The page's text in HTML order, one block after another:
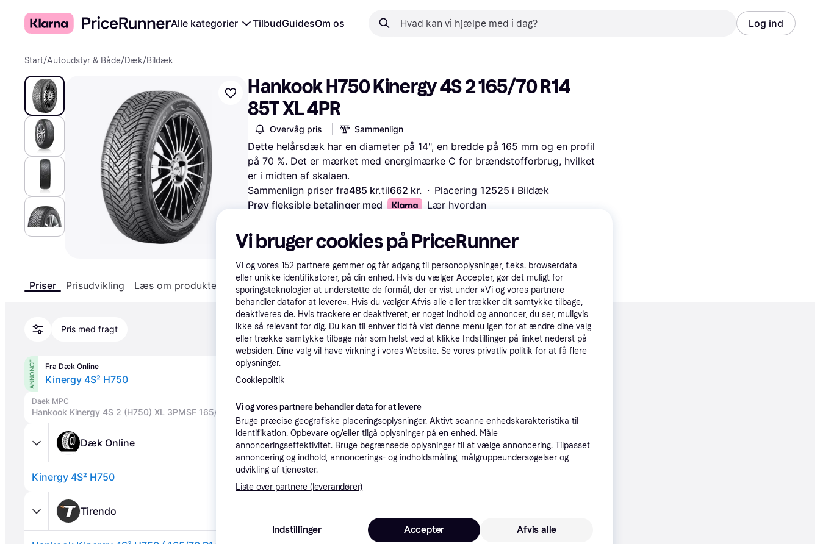
Alle kategorier TilbudGuidesOm os Log ind
Start/Autoudstyr & Både/Dæk/Bildæk
Hankook H750 Kinergy 4S 2 165/70 R14
85T XL 4PR
Overvåg pris Sammenlign
Dette helårsdæk har en diameter på 14", en bredde på 165 mm og en profil
på 70 %. Det er mærket med energimærke C for brændstofforbrug, hvilket
er i midten af skalaen.
Sammenlign priser fra485 kr.til662 kr. · Placering 12525 i Bildæk
Prøv fleksible betalinger med
Lær hvordan
Priser Prisudvikling Læs om produktet Specifikationer
Pris med fragt Promoveret
ANNONCE Fra Dæk Online
Kinergy 4S² H750
Daek MPC
Hankook Kinergy 4S 2 (H750) XL 3PMSF 165/70R14 85T
Dæk Online
Kinergy 4S² H750
Tirendo
Vi bruger cookies på PriceRunner
Vi og vores 152 partnere gemmer og får adgang til personoplysninger, f.eks. browserdata
eller unikke identifikatorer, på din enhed. Hvis du vælger Accepter, gør det muligt for
sporingsteknologier at understøtte de formål, der er vist under »Vi og vores partnere
behandler datafor at levere«. Hvis du vælger Afvis alle eller trækker dit samtykke tilbage,
deaktiveres de. Hvis trackere er deaktiveret, er noget indhold og annoncer, du ser, muligvis
ikke så relevant for dig. Du kan til enhver tid få vist denne menu igen for at ændre dine valg
eller trække samtykke tilbage når som helst ved at klikke Indstillinger på linket nederst på
websiden. Dine valg vil have virkning i vores Website. Se vores privatliv politik for at få flere
oplysninger.
Cookiepolitik
Vi og vores partnere behandler data for at levere
Bruge præcise geografiske placeringsoplysninger. Aktivt scanne enhedskarakteristika til
identifikation. Opbevare og/eller tilgå oplysninger på en enhed. Måle
annonceringseffektivitet. Bruge begrænsede oplysninger til at vælge annoncering. Tilpasset
annoncering og indhold, annoncerings- og indholdsmåling, målgruppeundersøgelser og
udvikling af tjenester.
Liste over partnere (leverandører)
Indstillinger Afvis alle
Accepter